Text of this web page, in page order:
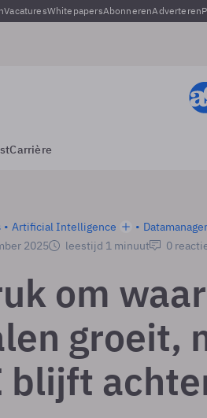
VacaturesWhitepapersAbonnerenAdverteren
Carrière
Artificial Intelligence
2025
leestijd 1 minuut 0
om
groeit,
blijft